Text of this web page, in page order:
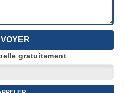
gratuitement